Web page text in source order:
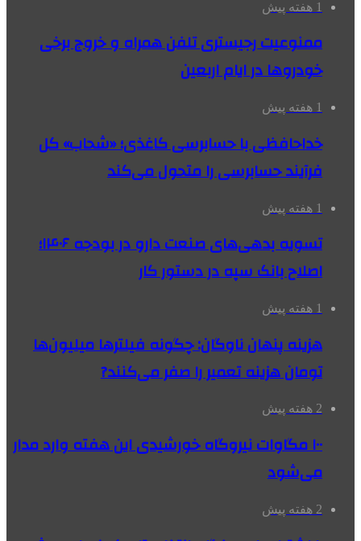
1 هفته پیش
ممنوعیت رجیستری تلفن همراه و خروج برخی
خودروها در ایام اربعین
1 هفته پیش
خداحافظی با حسابرسی کاغذی؛ «شحاب» کل
فرآیند حسابرسی را متحول می‌کند
1 هفته پیش
تسویه بدهی‌های صنعت دارو در بودجه ۱۴۰۶؛
اصلاح بانک سپه در دستور کار
1 هفته پیش
هزینه پنهان ناوگان: چگونه فیلترها میلیون‌ها
تومان هزینه تعمیر را صفر می‌کنند?
2 هفته پیش
۱۰۰ مگاوات نیروگاه‌ خورشیدی این هفته وارد مدار
می‌شود
2 هفته پیش